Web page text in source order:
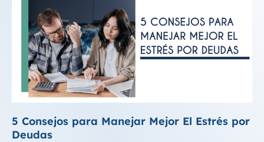
5 Consejos para Manejar Mejor El Estrés por
Deudas